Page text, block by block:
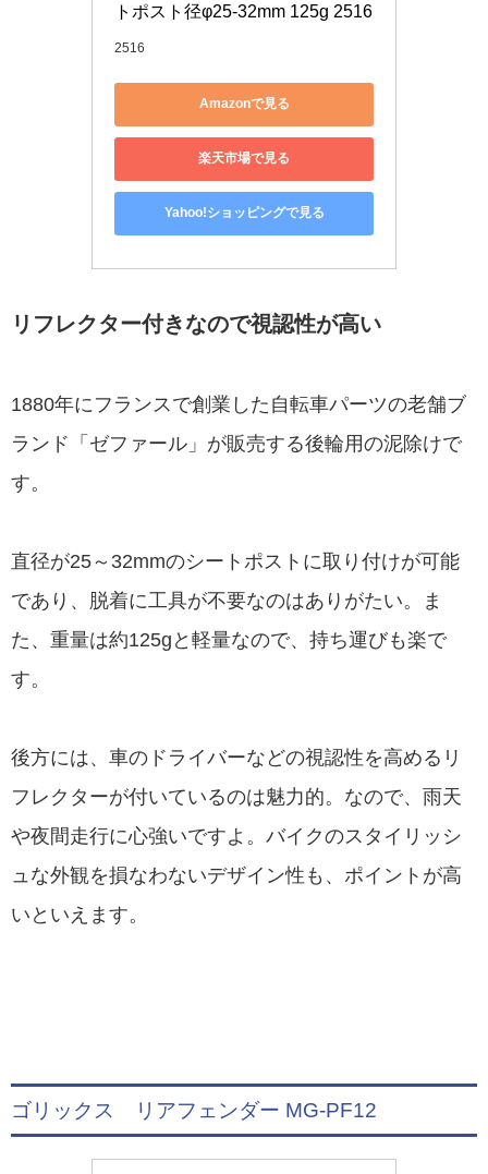
トポスト径φ25-32mm 125g 2516
2516
Amazonで見る
楽天市場で見る
Yahoo!ショッピングで見る
リフレクター付きなので視認性が高い
1880年にフランスで創業した自転車パーツの老舗ブ
ランド「ゼファール」が販売する後輪用の泥除けで
す。
直径が25～32mmのシートポストに取り付けが可能
であり、脱着に工具が不要なのはありがたい。ま
た、重量は約125gと軽量なので、持ち運びも楽で
す。
後方には、車のドライバーなどの視認性を高めるリ
フレクターが付いているのは魅力的。なので、雨天
や夜間走行に心強いですよ。バイクのスタイリッシ
ュな外観を損なわないデザイン性も、ポイントが高
いといえます。
ゴリックス リアフェンダー MG-PF12